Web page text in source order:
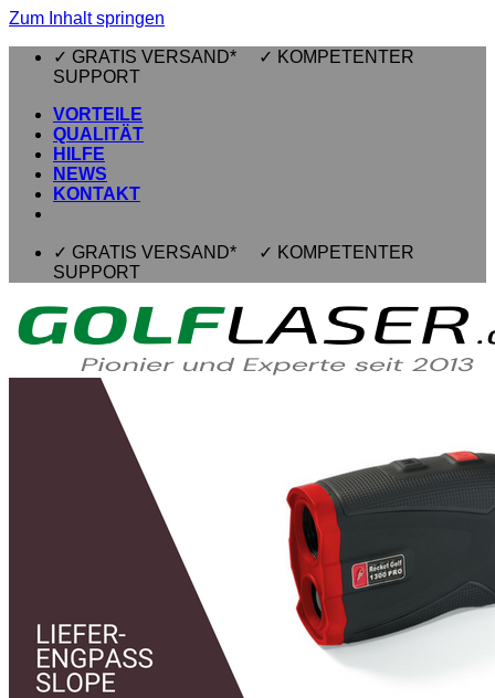
Zum Inhalt springen
✓ GRATIS VERSAND* ✓ KOMPETENTER
SUPPORT
VORTEILE
QUALITÄT
HILFE
NEWS
KONTAKT
✓ GRATIS VERSAND* ✓ KOMPETENTER
SUPPORT
Golfuhr & GPS
Zubehör & Ersatz
SALE
ÜBER UNS
Wir über uns
Vorteile